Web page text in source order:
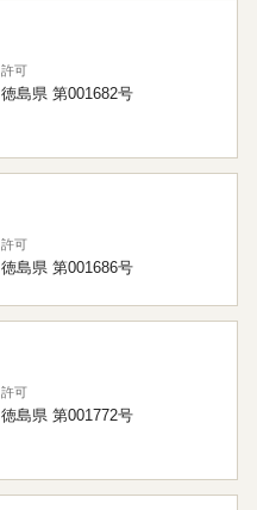
許可
徳島県 第001682号
許可
徳島県 第001686号
許可
徳島県 第001772号